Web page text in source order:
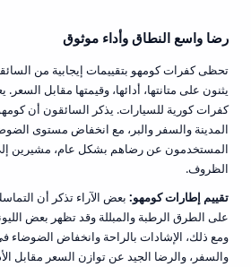
رضا واسع النطاق وأداء موثوق
تحظى كفرات كومهو بتقييمات إيجابية من
يثنون على متانتها، أدائها، وقيمتها مقابل
كفرات كورية للسيارات. يذكر السائقون أن
المدينة والسفر والبر، مع انخفاض مستوى
المستخدمون عن رضاهم بشكل عام، مشيرين
الظروف.
تقييم إطارات كومهو: بعض الآراء تذكر أن
على الطرق الرطبة والمبللة وقد تظهر بعض
ومع ذلك، الإشادات بالراحة وانخفاض الضوضاء
والسفر، والرضا الجيد عن توازن السعر مقابل